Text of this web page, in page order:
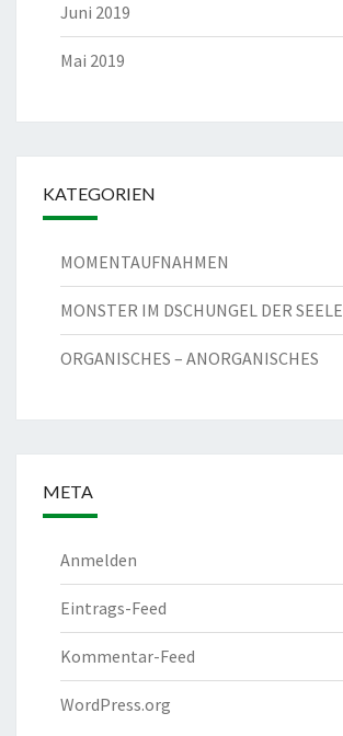
Juni 2019
Mai 2019
KATEGORIEN
MOMENTAUFNAHMEN
MONSTER IM DSCHUNGEL DER SEELE
ORGANISCHES – ANORGANISCHES
META
Anmelden
Eintrags-Feed
Kommentar-Feed
WordPress.org